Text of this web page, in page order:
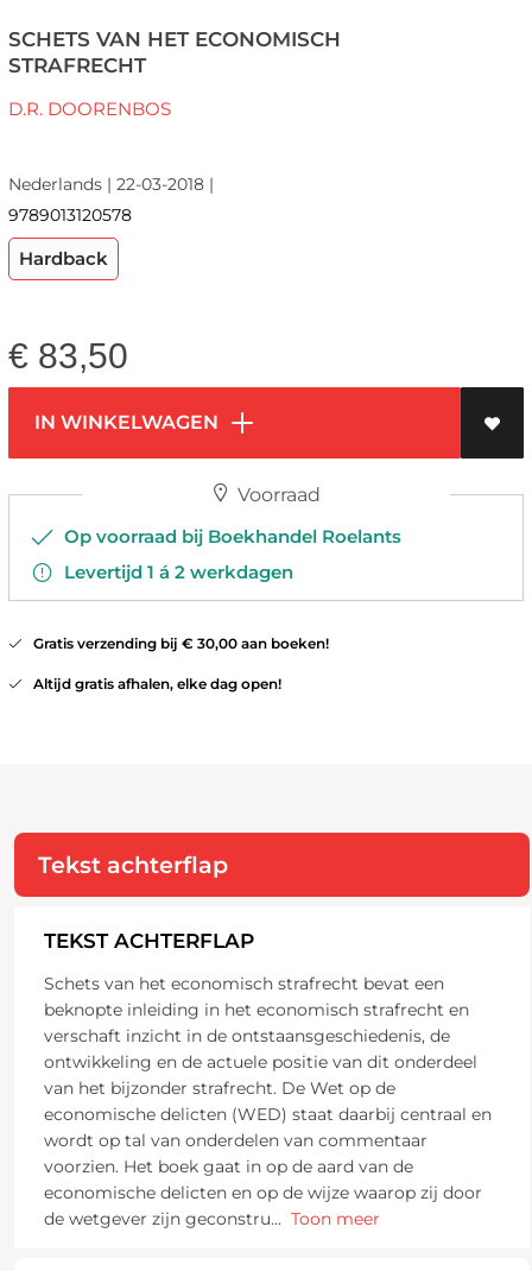
SCHETS VAN HET ECONOMISCH
STRAFRECHT
D.R. DOORENBOS
Nederlands | 22-03-2018 |
9789013120578
Hardback
€ 83,50
IN WINKELWAGEN
Voorraad
Op voorraad bij Boekhandel Roelants
Levertijd 1 á 2 werkdagen
Gratis verzending bij € 30,00 aan boeken!
Altijd gratis afhalen, elke dag open!
Tekst achterflap
TEKST ACHTERFLAP
Schets van het economisch strafrecht bevat een
beknopte inleiding in het economisch strafrecht en
verschaft inzicht in de ontstaansgeschiedenis, de
ontwikkeling en de actuele positie van dit onderdeel
van het bijzonder strafrecht. De Wet op de
economische delicten (WED) staat daarbij centraal en
wordt op tal van onderdelen van commentaar
voorzien. Het boek gaat in op de aard van de
economische delicten en op de wijze waarop zij door
de wetgever zijn geconstru... Toon meer